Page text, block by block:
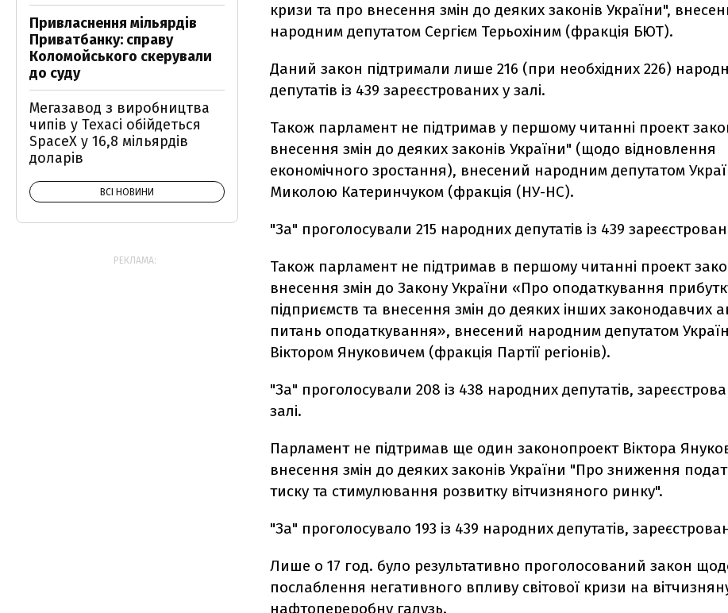
кризи та про внесення змін до деяких законів України",
народним депутатом Сергієм Терьохіним (фракція БЮТ).
Даний закон підтримали лише 216 (при необхідних 226)
депутатів із 439 зареєстрованих у залі.
Також парламент не підтримав у першому читанні проект
внесення змін до деяких законів України" (щодо відновлення
економічного зростання), внесений народним депутатом
Миколою Катеринчуком (фракція (НУ-НС).
"За" проголосували 215 народних депутатів із 439
Також парламент не підтримав в першому читанні проект
внесення змін до Закону України «Про оподаткування
підприємств та внесення змін до деяких інших законодавчих
питань оподаткування», внесений народним депутатом
Віктором Януковичем (фракція Партії регіонів).
"За" проголосували 208 із 438 народних депутатів,
залі.
Парламент не підтримав ще один законопроект Віктора
внесення змін до деяких законів України "Про зниження
тиску та стимулювання розвитку вітчизняного ринку".
"За" проголосувало 193 із 439 народних депутатів,
Лише о 17 год. було результативно проголосований закон
послаблення негативного впливу світової кризи на
нафтопереробну галузь.
Привласнення мільярдів
Приватбанку: справу
Коломойського скерували
до суду
Мегазавод з виробництва
чипів у Техасі обійдеться
SpaceX у 16,8 мільярдів
доларів
ВСІ НОВИНИ
РЕКЛАМА: